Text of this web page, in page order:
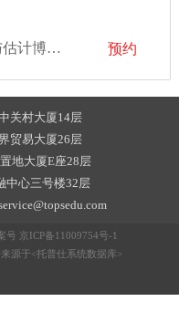
麻省理工学院控制与估计博士、明尼苏达大学航空工程与力学学士
预约
关村大厦14层
贸易大厦26层
地大厦E座28层
中心三号楼32层
号 京ICP备11009754号-1
源于<托普仕系统数据库>